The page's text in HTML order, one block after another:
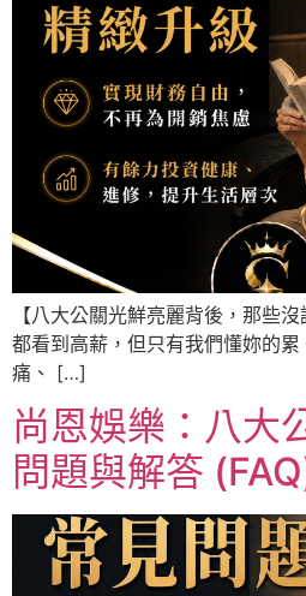
【八大公關光鮮亮麗背後，那些
都看到高薪，但只有我們懂妳的
痛、 […]
尚恩娛樂：八大
問題與解答